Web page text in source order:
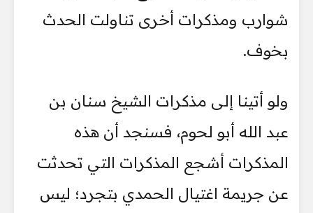
شوارب ومذكرات أخرى تناولت الحدث
بخوف.
ولو أتينا إلى مذكرات الشيخ سنان بن
عبد الله أبو لحوم، فسنجد أن هذه
المذكرات أشجع المذكرات التي تحدثت
عن جريمة اغتيال الحمدي بتجرد؛ ليس